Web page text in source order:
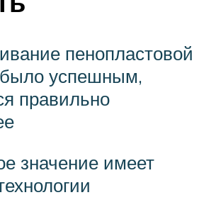
пенопластовой
успешным,
правильно
значение имеет